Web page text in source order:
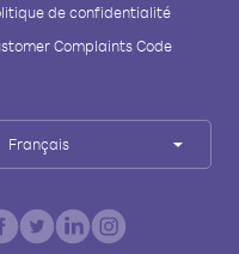
de confidentialité
Complaints Code
Français